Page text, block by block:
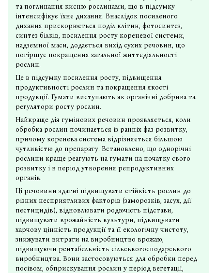
та поглинання кисню рослинами, що в підсумку
інтенсифікує їхнє дихання. Внаслідок посиленого
дихання прискорюється поділ клітин, фотосинтез,
синтез білків, посилення росту кореневої системи,
надземної маси, додається вихід сухих речовин, що
погіршує покращення загальної життєдіяльності
рослин.
Це в підсумку посилення росту, підвищення
продуктивності рослин та покращення якості
продукції. Гумати виступають як органічні добрива та
регулятори росту рослин.
Найкраще дія гумінових речовин проявляється, коли
обробка рослин починається із ранніх фаз розвитку,
причому коренева система відрізняється більшою
чутливістю до препарату. Встановлено, що однорічні
рослини краще реагують на гумати на початку свого
розвитку і в період утворення репродуктивних
органів.
Ці речовини здатні підвищувати стійкість рослин до
різних несприятливих факторів (заморозків, засух, дії
пестицидів), відновлювати родючість підстави,
підвищувати врожайність культури, підвищувати
харчову цінність продукції та її екологічну чистоту,
знижувати витрати на виробництво врожаю,
підвищуючи рентабельність сільськогосподарського
виробництва. Вони застосовуються для обробки перед
посівом, обприскування рослин у період вегетації,